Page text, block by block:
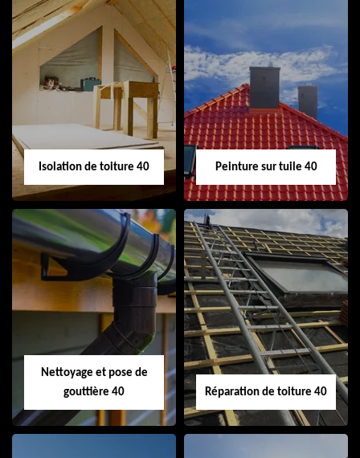
Urgence fuite de
toiture 40
Nettoyage
demoussage
toiture 40
Isolation de toiture 40
Isolation de toiture
40
Peinture sur tuile 40
Peinture sur tuile
40
Nettoyage et pose de
gouttière 40
Réparation de toiture 40